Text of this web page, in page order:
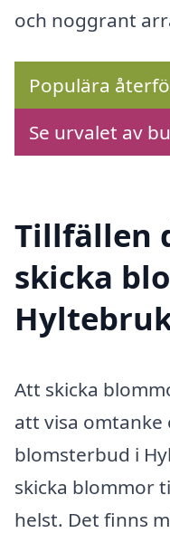
och noggrant
Populära
Se urvalet av
Tillfällen
skicka
Att skicka
att visa omtanke
blomsterbud i
skicka blommor
helst. Det finns